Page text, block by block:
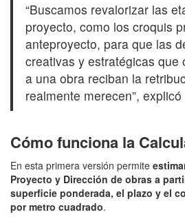
“Buscamos revalorizar las
proyecto, como los croquis
anteproyecto, para que las
creativas y estratégicas que
a una obra reciban la
realmente merecen”,
Cómo funciona la
En esta primera versión permite
Proyecto y Dirección de obras a
superficie ponderada, el plazo y el
por metro cuadrado.